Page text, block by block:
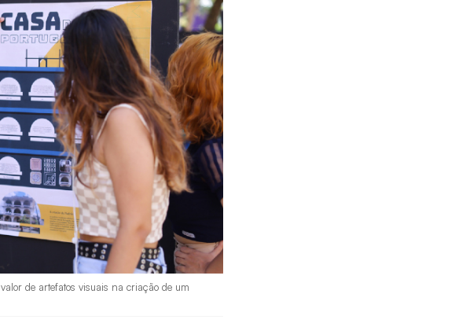
de artefatos visuais na criação de um